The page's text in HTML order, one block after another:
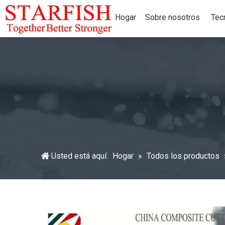
Hogar Sobre nosotros
Usted está aquí: Hogar » Todos los productos